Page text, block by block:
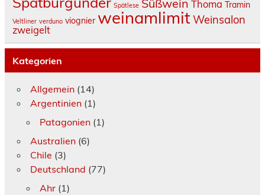
Spätlese Süßwein Thoma Tramin
Veltliner verduno viognier weinamlimit Weinsalon
zweigelt
Kategorien
Allgemein(14)
Argentinien(1)
Patagonien(1)
Australien(6)
Chile (3)
Deutschland (77)
Ahr(1)